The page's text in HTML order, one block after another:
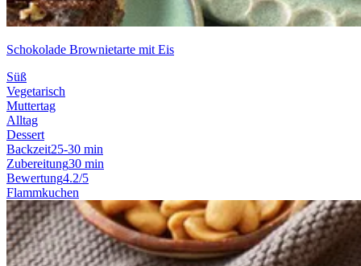
Schokolade Brownietarte mit Eis
Süß
Vegetarisch
Muttertag
Alltag
Dessert
Backzeit25-30 min
Zubereitung30 min
Bewertung4.2/5
Flammkuchen